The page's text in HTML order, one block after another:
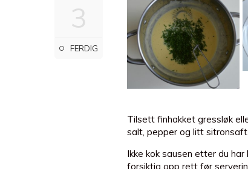
3
FERDIG
Tilsett finhakket gressløk
salt, pepper og litt sitronsaft.
Ikke kok sausen etter du
forsiktig opp rett før